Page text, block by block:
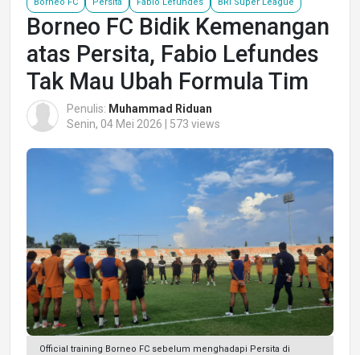
Borneo FC Bidik Kemenangan
atas Persita, Fabio Lefundes
Tak Mau Ubah Formula Tim
Penulis: Muhammad Riduan
Senin, 04 Mei 2026 | 573 views
Official training Borneo FC sebelum menghadapi Persita di